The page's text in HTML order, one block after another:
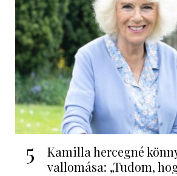
5
Kamilla hercegné
vallomása: „Tudom,